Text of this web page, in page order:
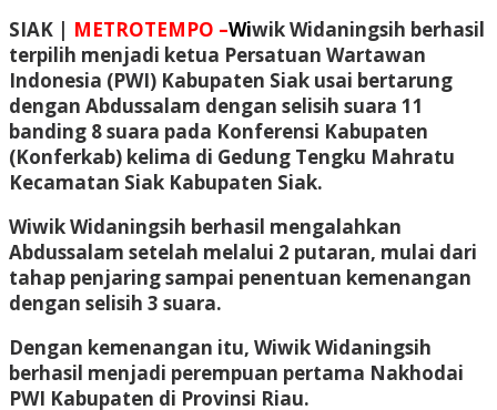
Share
SIAK | METROTEMPO –Wiwik Widaningsih berhasil
terpilih menjadi ketua Persatuan Wartawan
Indonesia (PWI) Kabupaten Siak usai bertarung
dengan Abdussalam dengan selisih suara 11
banding 8 suara pada Konferensi Kabupaten
(Konferkab) kelima di Gedung Tengku Mahratu
Kecamatan Siak Kabupaten Siak.
Wiwik Widaningsih berhasil mengalahkan
Abdussalam setelah melalui 2 putaran, mulai dari
tahap penjaring sampai penentuan kemenangan
dengan selisih 3 suara.
Dengan kemenangan itu, Wiwik Widaningsih
berhasil menjadi perempuan pertama Nakhodai
PWI Kabupaten di Provinsi Riau.